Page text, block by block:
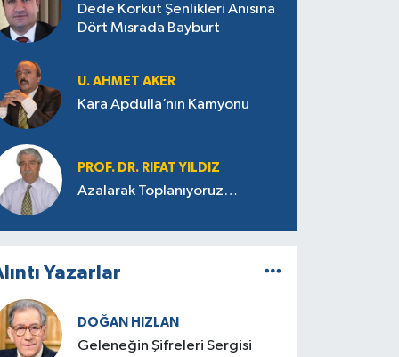
Dede Korkut Şenlikleri Anısına
Dört Mısrada Bayburt
U. AHMET AKER
Kara Apdulla’nın Kamyonu
PROF. DR. RIFAT YILDIZ
Azalarak Toplanıyoruz…
Yazarlar
DOĞAN HIZLAN
Geleneğin Şifreleri Sergisi